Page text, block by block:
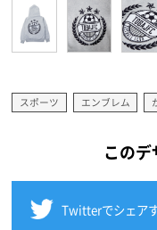
スポーツ エンブレム
このデ
Twitterでシェア